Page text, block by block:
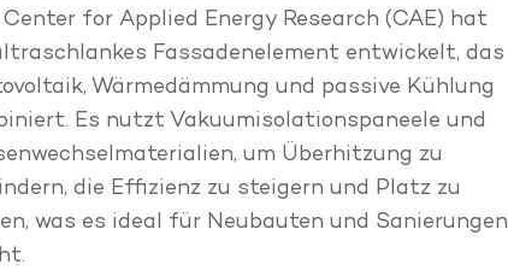
for Applied Energy Research (CAE) hat
Fassadenelement entwickelt, das
Wärmedämmung und passive Kühlung
Es nutzt Vakuumisolationspaneele und
um Überhitzung zu
die Effizienz zu steigern und Platz zu
was es ideal für Neubauten und Sanierungen